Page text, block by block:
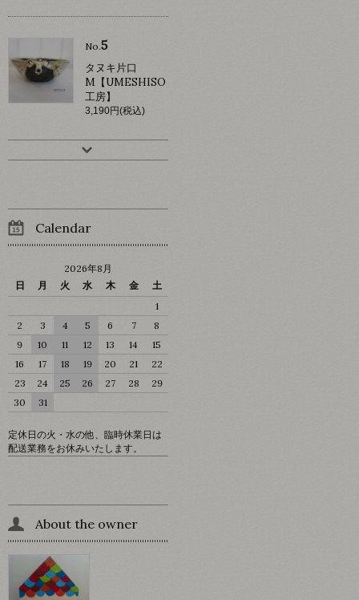
No.5
タヌキ片口
M【UMESHISO
工房】
3,190円(税込)
Calendar
2026年8月
日
月 火 水 木 金
土
1
2
3 4 5 6 7
8
9
10 11 12 13 14
15
16
17 18 19 20 21
22
23
24 25 26 27 28
29
30
31
定休日の火・水の他、臨時休業日は
配送業務をお休みいたします。
About the owner